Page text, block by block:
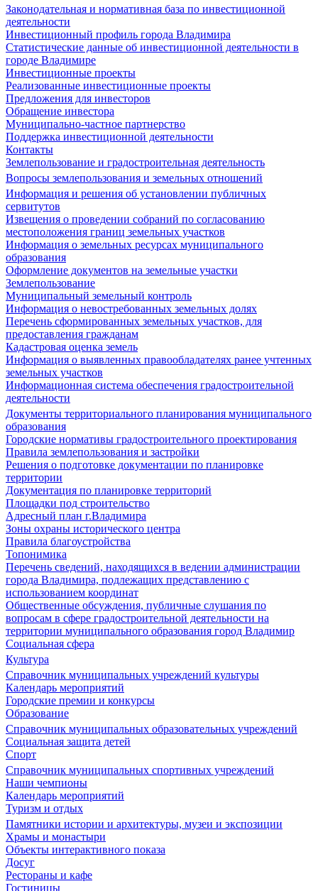
Законодательная и нормативная база по инвестиционной
деятельности
Инвестиционный профиль города Владимира
Статистические данные об инвестиционной деятельности в
городе Владимире
Инвестиционные проекты
Реализованные инвестиционные проекты
Предложения для инвесторов
Обращение инвестора
Муниципально-частное партнерство
Поддержка инвестиционной деятельности
Контакты
Землепользование и градостроительная деятельность
Вопросы землепользования и земельных отношений
Информация и решения об установлении публичных
сервитутов
Извещения о проведении собраний по согласованию
местоположения границ земельных участков
Информация о земельных ресурсах муниципального
образования
Оформление документов на земельные участки
Землепользование
Муниципальный земельный контроль
Информация о невостребованных земельных долях
Перечень сформированных земельных участков, для
предоставления гражданам
Кадастровая оценка земель
Информация о выявленных правообладателях ранее учтенных
земельных участков
Информационная система обеспечения градостроительной
деятельности
Документы территориального планирования муниципального
образования
Городские нормативы градостроительного проектирования
Правила землепользования и застройки
Решения о подготовке документации по планировке
территории
Документация по планировке территорий
Площадки под строительство
Адресный план г.Владимира
Зоны охраны исторического центра
Правила благоустройства
Топонимика
Перечень сведений, находящихся в ведении администрации
города Владимира, подлежащих представлению с
использованием координат
Общественные обсуждения, публичные слушания по
вопросам в сфере градостроительной деятельности на
территории муниципального образования город Владимир
Социальная сфера
Культура
Справочник муниципальных учреждений культуры
Календарь мероприятий
Городские премии и конкурсы
Образование
Справочник муниципальных образовательных учреждений
Социальная защита детей
Спорт
Справочник муниципальных спортивных учреждений
Наши чемпионы
Календарь мероприятий
Туризм и отдых
Памятники истории и архитектуры, музеи и экспозиции
Храмы и монастыри
Объекты интерактивного показа
Досуг
Рестораны и кафе
Гостиницы